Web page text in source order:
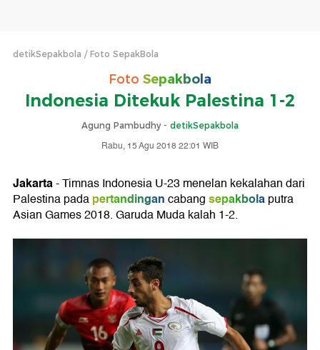
detikSepakbola Foto SepakBola
Foto Sepakbola
Indonesia Ditekuk Palestina 1-2
Agung Pambudhy - detikSepakbola
Rabu, 15 Agu 2018 22:01 WIB
Jakarta- Timnas Indonesia U-23 menelan kekalahan dari
Palestina padapertandingancabangsepakbolaputra
Asian Games 2018. Garuda Muda kalah 1-2.